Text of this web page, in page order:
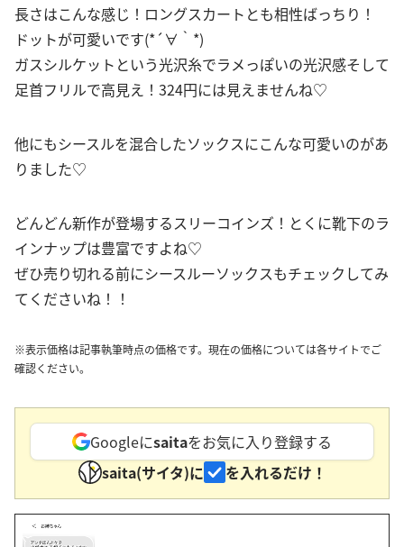
長さはこんな感じ！ロングスカートとも相性ばっちり！
ドットが可愛いです(*´∀｀*)
ガスシルケットという光沢糸でラメっぽいの光沢感そして
足首フリルで高見え！324円には見えませんね♡
他にもシースルを混合したソックスにこんな可愛いのがあ
りました♡
どんどん新作が登場するスリーコインズ！とくに靴下のラ
インナップは豊富ですよね♡
ぜひ売り切れる前にシースルーソックスもチェックしてみ
てくださいね！！
※表示価格は記事執筆時点の価格です。現在の価格については各サイトでご
確認ください。
Googleにsaitaをお気に入り登録する
saita(サイタ)に
を入れるだけ！